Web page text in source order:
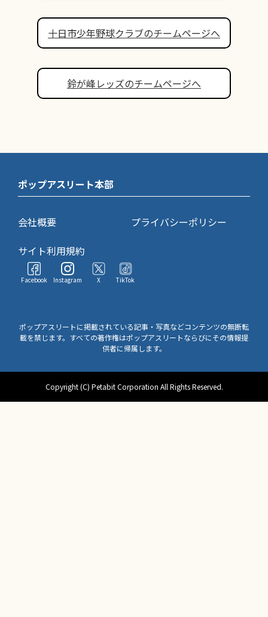
十日市少年野球クラブのチームページへ
鈴が峰レッズのチームページへ
ポップアスリート本部
会社概要
プライバシーポリシー
サイト利用規約
Facebook Instagram X TikTok
ポップアスリートに掲載されている記事・写真などコンテンツの無断転
載を禁じます。すべての著作権はポップアスリートならびにその情報提
供者に帰属します。
Copyright (C) Petabit Corporation All Rights Reserved.